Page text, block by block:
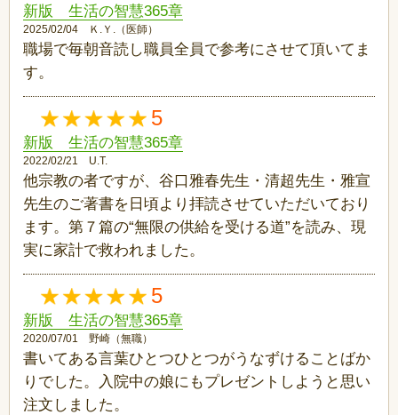
新版 生活の智慧365章
2025/02/04 Ｋ.Ｙ.（医師）
職場で毎朝音読し職員全員で参考にさせて頂いてま
す。
5
新版 生活の智慧365章
2022/02/21 U.T.
他宗教の者ですが、谷口雅春先生・清超先生・雅宣
先生のご著書を日頃より拝読させていただいており
ます。第７篇の“無限の供給を受ける道”を読み、現
実に家計で救われました。
5
新版 生活の智慧365章
2020/07/01 野崎（無職）
書いてある言葉ひとつひとつがうなずけることばか
りでした。入院中の娘にもプレゼントしようと思い
注文しました。